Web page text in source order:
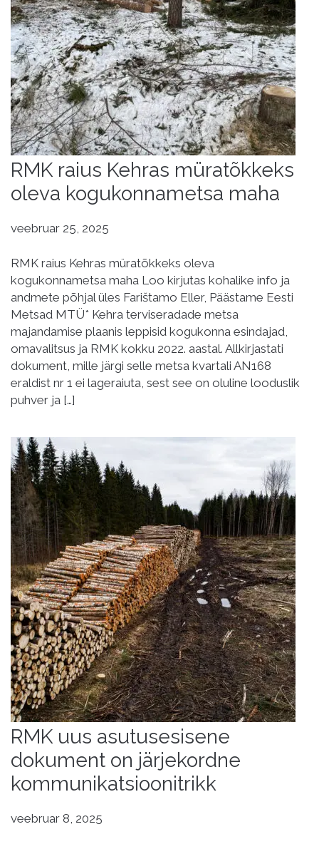
RMK raius Kehras müratõkkeks
oleva kogukonnametsa maha
veebruar 25, 2025
RMK raius Kehras müratõkkeks oleva
kogukonnametsa maha Loo kirjutas kohalike info ja
andmete põhjal üles Farištamo Eller, Päästame Eesti
Metsad MTÜ* Kehra terviseradade metsa
majandamise plaanis leppisid kogukonna esindajad,
omavalitsus ja RMK kokku 2022. aastal. Allkirjastati
dokument, mille järgi selle metsa kvartali AN168
eraldist nr 1 ei lageraiuta, sest see on oluline looduslik
puhver ja […]
RMK uus asutusesisene
dokument on järjekordne
kommunikatsioonitrikk
veebruar 8, 2025